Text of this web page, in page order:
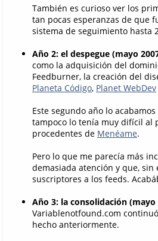
También es curioso ver los
tan pocas esperanzas de que
sistema de seguimiento hasta
Año 2: el despegue (mayo
como la adquisición del
Feedburner, la creación del
Planeta Código, Planet WebDev
Este segundo año lo
tampoco lo tenía muy difícil al
procedentes de Menéame.
Pero lo que me parecía más
demasiada atención y que,
suscriptores a los feeds.
Año 3: la consolidación (mayo
Variablenotfound.com
hecho anteriormente.